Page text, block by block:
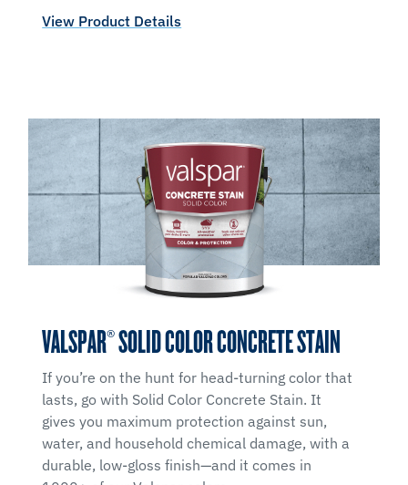
View Product Details
VALSPAR® SOLID COLOR CONCRETE STAIN
If you’re on the hunt for head-turning color that
lasts, go with Solid Color Concrete Stain. It
gives you maximum protection against sun,
water, and household chemical damage, with a
durable, low-gloss finish—and it comes in